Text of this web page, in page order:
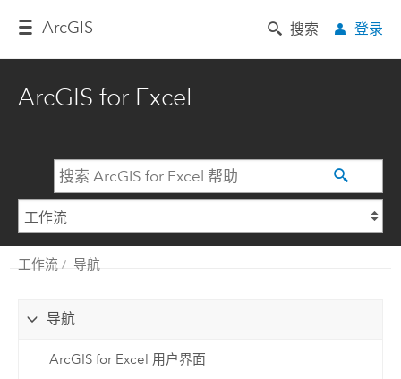
ArcGIS 搜索 登录
ArcGIS for Excel
工作流 导航
导航
ArcGIS for Excel 用户界面